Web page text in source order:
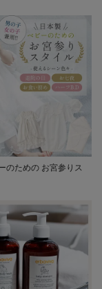
のための お宮参りス